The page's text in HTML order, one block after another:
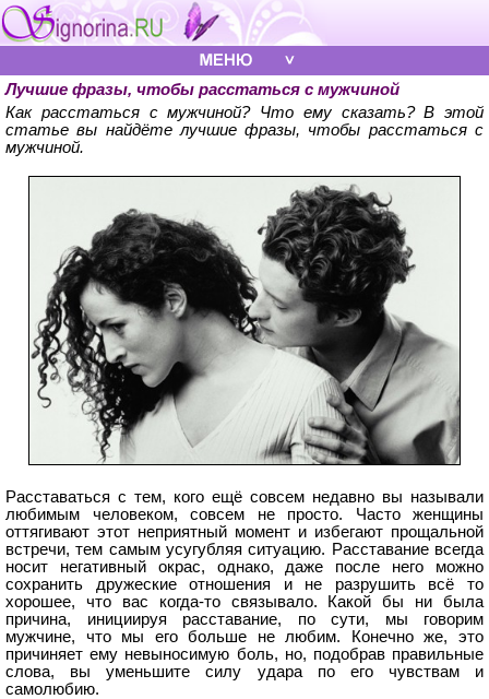
Лучшие фразы, чтобы расстаться с мужчиной
Как расстаться с мужчиной? Что ему сказать? В этой
статье вы найдёте лучшие фразы, чтобы расстаться с
мужчиной.
Расставаться с тем, кого ещё совсем недавно вы называли
любимым человеком, совсем не просто. Часто женщины
оттягивают этот неприятный момент и избегают прощальной
встречи, тем самым усугубляя ситуацию. Расставание всегда
носит негативный окрас, однако, даже после него можно
сохранить дружеские отношения и не разрушить всё то
хорошее, что вас когда-то связывало. Какой бы ни была
причина, инициируя расставание, по сути, мы говорим
мужчине, что мы его больше не любим. Конечно же, это
причиняет ему невыносимую боль, но, подобрав правильные
слова, вы уменьшите силу удара по его чувствам и
самолюбию.